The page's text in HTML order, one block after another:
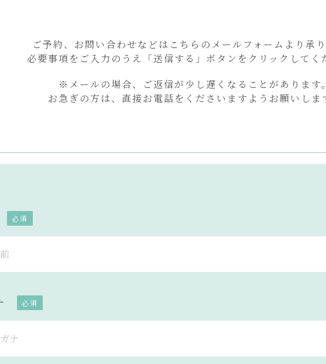
ご予約、お問い合わせなどはこちらのメールフォームより承り
必要事項をご入力のうえ「送信する」ボタンをクリックしてく
※メールの場合、ご返信が少し遅くなることがあります。
お急ぎの方は、直接お電話をくださいますようお願いしま